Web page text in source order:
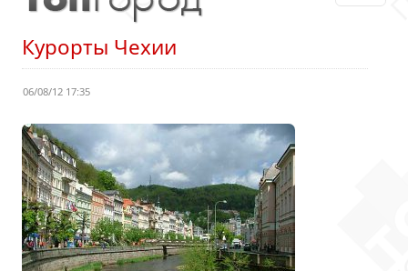
Курорты Чехии
06/08/12 17:35